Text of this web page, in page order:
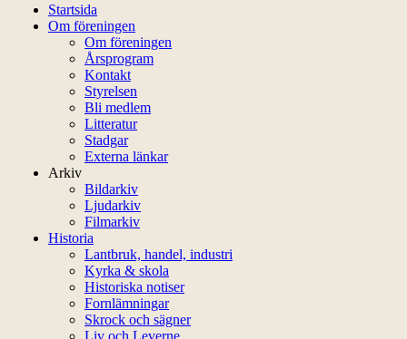
Startsida
Om föreningen
Om föreningen
Årsprogram
Kontakt
Styrelsen
Bli medlem
Litteratur
Stadgar
Externa länkar
Arkiv
Bildarkiv
Ljudarkiv
Filmarkiv
Historia
Lantbruk, handel, industri
Kyrka & skola
Historiska notiser
Fornlämningar
Skrock och sägner
Liv och Leverne